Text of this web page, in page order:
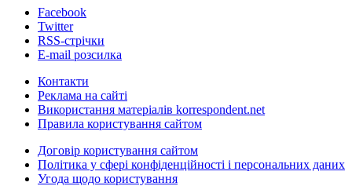
Facebook
Twitter
RSS-стрічки
E-mail розсилка
Контакти
Реклама на сайті
Використання матеріалів korrespondent.net
Правила користування сайтом
Договір користування сайтом
Політика у сфері конфіденційності і персональних даних
Угода щодо користування